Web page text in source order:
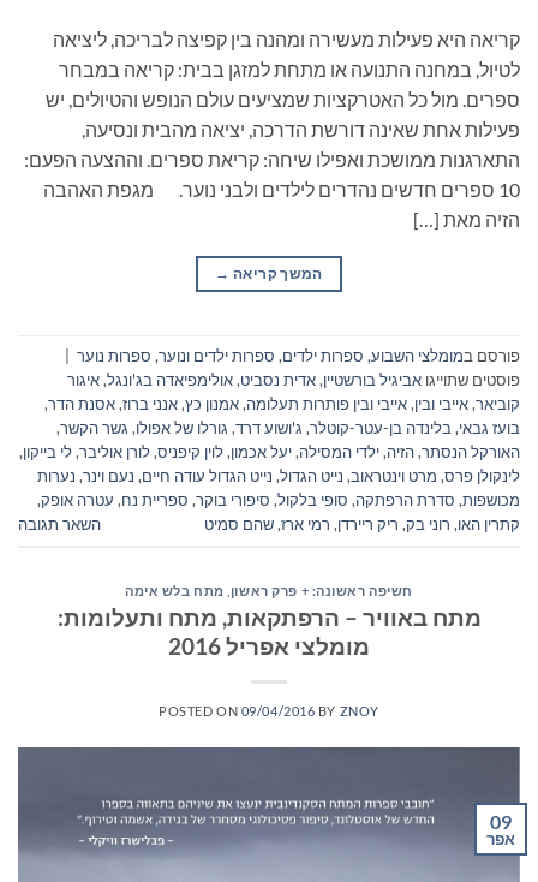
קריאה היא פעילות מעשירה ומהנה בין קפיצה לבריכה, ליציאה
לטיול, במחנה התנועה או מתחת למזגן בבית: קריאה במבחר
ספרים. מול כל האטרקציות שמציעים עולם הנופש והטיולים, יש
פעילות אחת שאינה דורשת הדרכה, יציאה מהבית ונסיעה,
התארגנות ממושכת ואפילו שיחה: קריאת ספרים. וההצעה הפעם:
10 ספרים חדשים נהדרים לילדים ולבני נוער. מגפת האהבה
הזיה מאת […]
המשך קריאה →
פורסם במומלצי השבוע, ספרות ילדים, ספרות ילדים ונוער, ספרות נוער
פוסטים שתוייגו אביגיל בורשטיין,אדית נסביט,אולימפיאדה בג'ונגל,איגור
קוביאר,אייבי ובין,אייבי ובין פותרות תעלומה,אמנון כץ,אנני ברוז,אסנת הדר,
בועז גבאי, בלינדה בן-עטר-קוטלר, ג'ושוע דרד, גורלו של אפולו, גשר הקשר,
האורקל הנסתר,הזיה,ילדי המסילה,יעל אכמון,לוין קיפניס,לורן אוליבר,לי בייקון,
לינקולן פרס, מרט וינטראוב, נייט הגדול, נייט הגדול עודה חיים, נעם וינר, נערות
מכושפות, סדרת הרפתקה, סופי בלקול, סיפורי בוקר, ספריית נח, עטרה אופק,
קתרין האו, רוני בק, ריק ריירדן, רמי ארז,שהם סמיט השאר תגובה
חשיפה ראשונה: + פרק ראשון מתח בלש אימה
מתח באוויר – הרפתקאות, מתח ותעלומות:
מומלצי אפריל 2016
POSTED ON 09/04/2016 BY ZNOY
09
אפר